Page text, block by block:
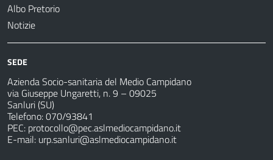
Albo Pretorio
Notizie
SEDE
Azienda Socio-sanitaria del Medio Campidano
via Giuseppe Ungaretti, n. 9 – 09025
Sanluri (SU)
Telefono: 070/93841
PEC: protocollo@pec.aslmediocampidano.it
E-mail: urp.sanluri@aslmediocampidano.it